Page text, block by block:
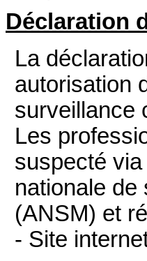
Déclaration
La
autorisation
surveillance
Les
suspecté
nationale de
(ANSM) et
- Site